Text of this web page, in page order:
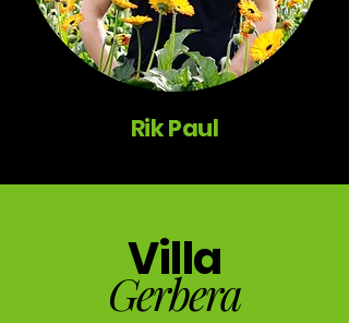
Rik Paul
Villa
Gerbera